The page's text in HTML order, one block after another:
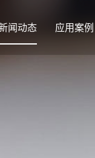
闻动态 应用案例